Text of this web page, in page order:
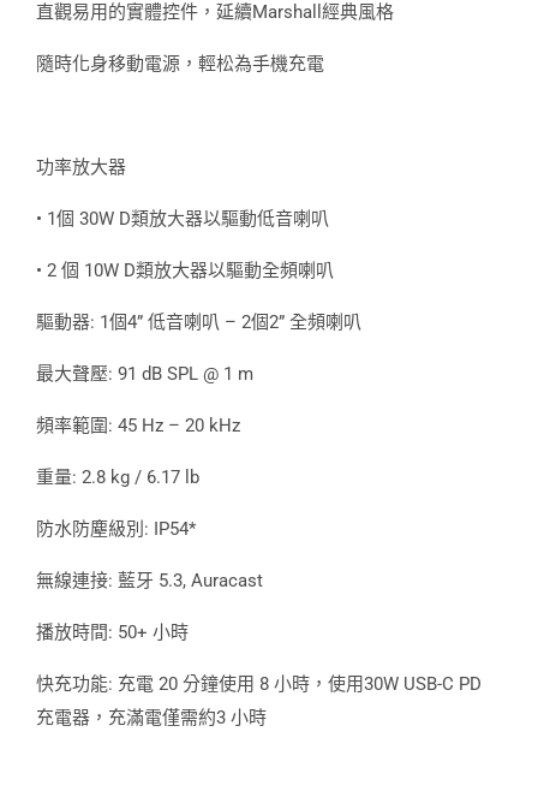
直觀易用的實體控件，延續Marshall經典風格
隨時化身移動電源，輕松為手機充電
功率放大器
• 1個 30W D類放大器以驅動低音喇叭
• 2 個 10W D類放大器以驅動全頻喇叭
驅動器: 1個4” 低音喇叭 – 2個2” 全頻喇叭
最大聲壓: 91 dB SPL @ 1 m
頻率範圍: 45 Hz – 20 kHz
重量: 2.8 kg / 6.17 lb
防水防塵級別: IP54*
無線連接: 藍牙 5.3, Auracast
播放時間: 50+ 小時
快充功能: 充電 20 分鐘使用 8 小時，使用30W USB-C PD
充電器，充滿電僅需約3 小時